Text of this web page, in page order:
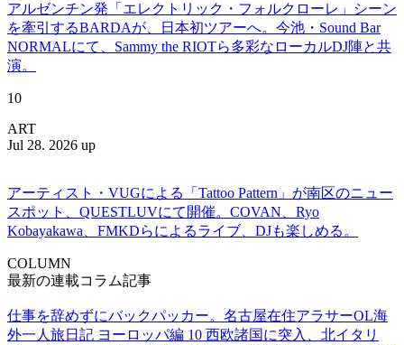
アルゼンチン発「エレクトリック・フォルクローレ」シーン
を牽引するBARDAが、日本初ツアーへ。今池・Sound Bar
NORMALにて、Sammy the RIOTら多彩なローカルDJ陣と共
演。
10
ART
Jul 28. 2026 up
アーティスト・VUGによる「Tattoo Pattern」が南区のニュー
スポット、QUESTLUVにて開催。COVAN、Ryo
Kobayakawa、FMKDらによるライブ、DJも楽しめる。
COLUMN
最新の連載コラム記事
仕事を辞めずにバックパッカー。名古屋在住アラサーOL海
外一人旅日記 ヨーロッパ編 10 西欧諸国に突入、北イタリ